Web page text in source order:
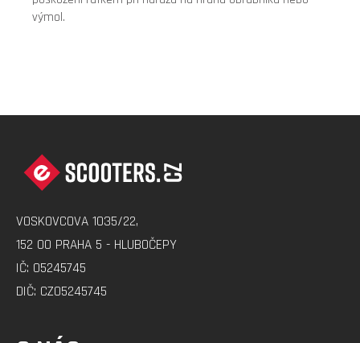
výmol.
VOSKOVCOVA 1035/22,
152 00 PRAHA 5 - HLUBOČEPY
IČ: 05245745
DIČ: CZ05245745